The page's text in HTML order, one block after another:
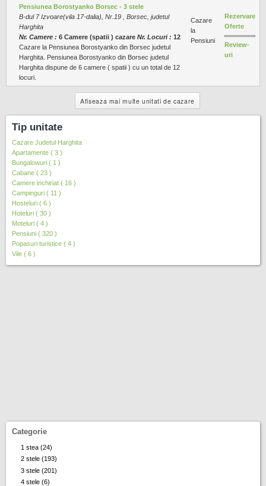
Pensiunea Borostyanko Borsec - 3 stele
B-dul 7 Izvoare(vila 17-dalia), Nr.19 , Borsec, judetul
Harghita
Nr. Camere : 6 Camere (spatii ) cazare Nr. Locuri : 12
Cazare la Pensiunea Borostyanko din Borsec judetul
Harghita. Pensiunea Borostyanko din Borsec judetul
Harghita dispune de 6 camere ( spatii ) cu un total de 12
locuri.
Cazare
la
Pensiuni
Rezervare
Oferte
Review-
uri
Afiseaza mai multe unitati de cazare
Tip unitate
Cazare Judetul Harghita
Apartamente ( 3 )
Bungalowuri ( 1 )
Cabane ( 23 )
Camere inchiriat ( 16 )
Campinguri ( 11 )
Hosteluri ( 6 )
Hoteluri ( 30 )
Moteluri ( 4 )
Pensiuni ( 320 )
Popasuri turistice ( 4 )
Vile ( 6 )
Categorie
1 stea (24)
p
p
2 stele (193)
3 stele (201)
4 stele (6)